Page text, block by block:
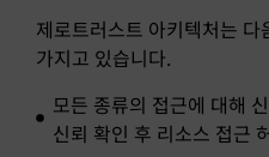
제로트러스트 아키텍처는
가지고 있습니다.
모든 종류의 접근에 대해
신뢰 확인 후 리소스 접근